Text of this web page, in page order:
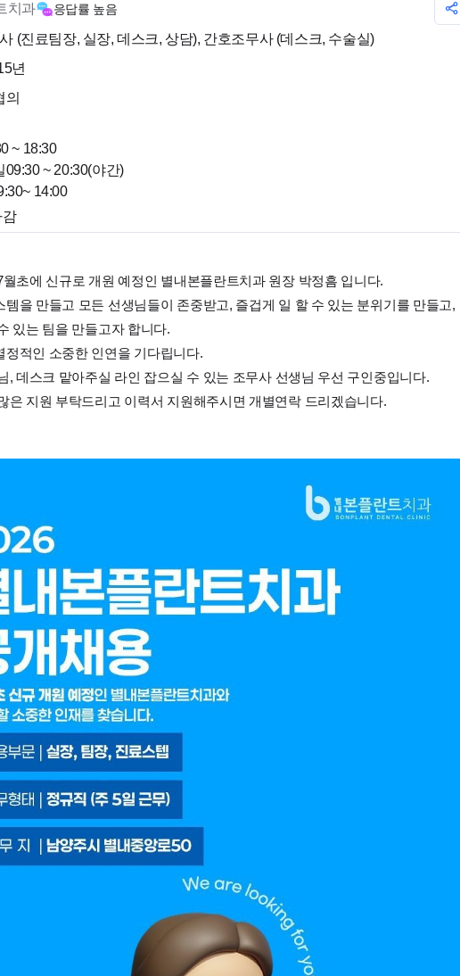
치과 응답률 높음
(진료팀장, 실장, 데스크, 상담), 간호조무사 (데스크, 수술실)
년
의
~ 18:30
09:30 ~ 20:30(야간)
14:00
감
월초에 신규로 개원 예정인 별내본플란트치과 원장 박정흠 입니다.
템을 만들고 모든 선생님들이 존중받고, 즐겁게 일 할 수 있는 분위기를 만들고,
있는 팀을 만들고자 합니다.
정적인 소중한 인연을 기다립니다.
, 데스크 맡아주실 라인 잡으실 수 있는 조무사 선생님 우선 구인중입니다.
은 지원 부탁드리고 이력서 지원해주시면 개별연락 드리겠습니다.